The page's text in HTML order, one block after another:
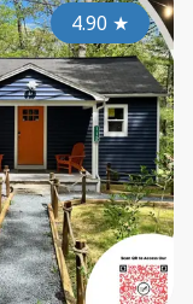
4.90 ★